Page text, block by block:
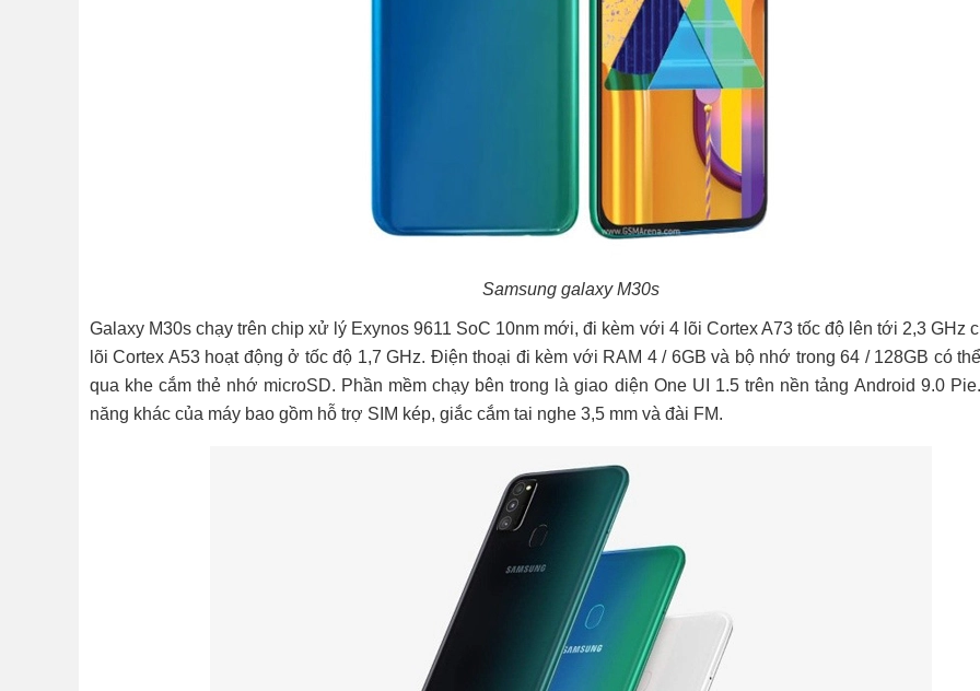
Samsung galaxy M30s
Galaxy M30s chạy trên chip xử lý Exynos 9611 SoC 10nm mới, đi kèm với 4 lõi Cortex A73 tốc độ lên tới 2,3 GHz
lõi Cortex A53 hoạt động ở tốc độ 1,7 GHz. Điện thoại đi kèm với RAM 4 / 6GB và bộ nhớ trong 64 / 128GB có
qua khe cắm thẻ nhớ microSD. Phần mềm chạy bên trong là giao diện One UI 1.5 trên nền tảng Android 9.0
năng khác của máy bao gồm hỗ trợ SIM kép, giắc cắm tai nghe 3,5 mm và đài FM.